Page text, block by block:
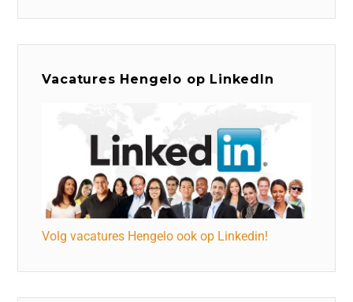
Vacatures Hengelo op LinkedIn
Volg vacatures Hengelo ook op Linkedin!